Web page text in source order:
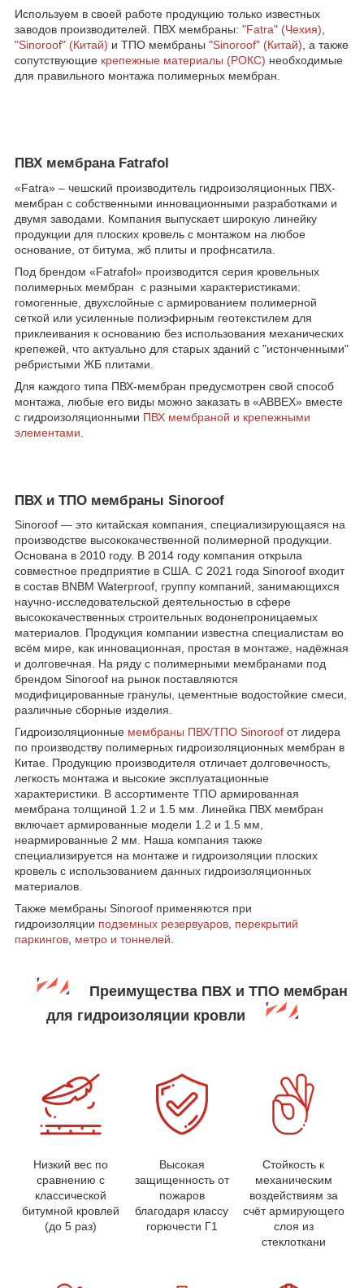
Используем в своей работе продукцию только известных
заводов производителей. ПВХ мембраны: "Fatra" (Чехия)
"Sinoroof" (Китай) и ТПО мембраны "Sinoroof" (Китай) , а также
сопутствующие крепежные материалы (РОКС) необходимые
для правильного монтажа полимерных мембран.
ПВХ мембрана Fatrafol
«Fatra» – чешский производитель гидроизоляционных ПВХ-
мембран с собственными инновационными разработками и
двумя заводами. Компания выпускает широкую линейку
продукции для плоских кровель с монтажом на любое
основание, от битума, жб плиты и профнсатила.
Под брендом «Fatrafol» производится серия кровельных
полимерных мембран с разными характеристиками:
гомогенные, двухслойные с армированием полимерной
сеткой или усиленные полиэфирным геотекстилем для
приклеивания к основанию без использования механических
крепежей, что актуально для старых зданий с "истонченными"
ребристыми ЖБ плитами.
Для каждого типа ПВХ-мембран предусмотрен свой способ
монтажа, любые его виды можно заказать в «ABBEX» вместе
с гидроизоляционными ПВХ мембраной и крепежными
элементами
ПВХ и ТПО мембраны Sinoroof
Sinoroof — это китайская компания, специализирующаяся на
производстве высококачественной полимерной продукции.
Основана в 2010 году. В 2014 году компания открыла
совместное предприятие в США. С 2021 года Sinoroof входит
в состав BNBM Waterproof, группу компаний, занимающихся
научно-исследовательской деятельностью в сфере
высококачественных строительных водонепроницаемых
материалов. Продукция компании известна специалистам во
всём мире, как инновационная, простая в монтаже, надёжная
и долговечная. На ряду с полимерными мембранами под
брендом Sinoroof на рынок поставляются
модифицированные гранулы, цементные водостойкие смеси,
различные сборные изделия.
Гидроизоляционные мембраны ПВХ/ТПО Sinoroof от лидера
по производству полимерных гидроизоляционных мембран в
Китае. Продукцию производителя отличает долговечность,
легкость монтажа и высокие эксплуатационные
характеристики. В ассортименте ТПО армированная
мембрана толщиной 1.2 и 1.5 мм. Линейка ПВХ мембран
включает армированные модели 1.2 и 1.5 мм,
неармированные 2 мм. Наша компания также
специализируется на монтаже и гидроизоляции плоских
кровель с использованием данных гидроизоляционных
материалов.
Также мембраны Sinoroof применяются при
гидроизоляции подземных резервуаров, перекрытий
паркингов, метро и тоннелей.
Преимущества ПВХ и ТПО мембран
для гидроизоляции кровли
Низкий вес по
сравнению с
классической
битумной кровлей
(до 5 раз)
Высокая
защищенность от
пожаров
благодаря классу
горючести Г1
Стойкость к
механическим
воздействиям за
счёт армирующего
слоя из
стеклоткани